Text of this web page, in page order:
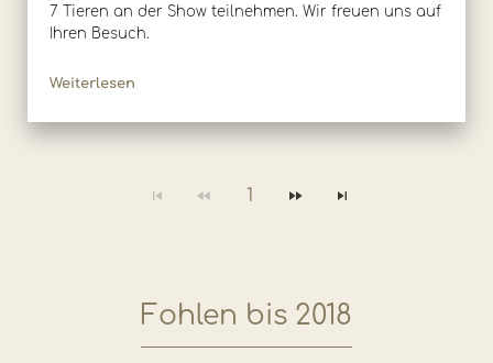
7 Tieren an der Show teilnehmen. Wir freuen uns auf
Ihren Besuch.
Weiterlesen
1
Fohlen bis 2018